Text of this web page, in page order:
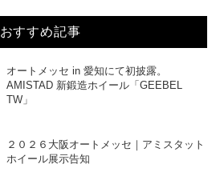
おすすめ記事
オートメッセ in 愛知にて初披露。
AMISTAD 新鍛造ホイール「GEEBEL
TW」
２０２６大阪オートメッセ｜アミスタット
ホイール展示告知